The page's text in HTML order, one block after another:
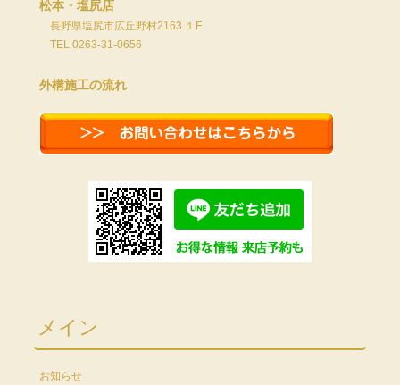
松本・塩尻店
長野県塩尻市広丘野村2163 １F
TEL 0263-31-0656
外構施工の流れ
メイン
お知らせ